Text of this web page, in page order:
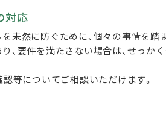
対応
未然に防ぐために、個々の事情を踏
、要件を満たさない場合は、せっか
認等についてご相談いただけます。